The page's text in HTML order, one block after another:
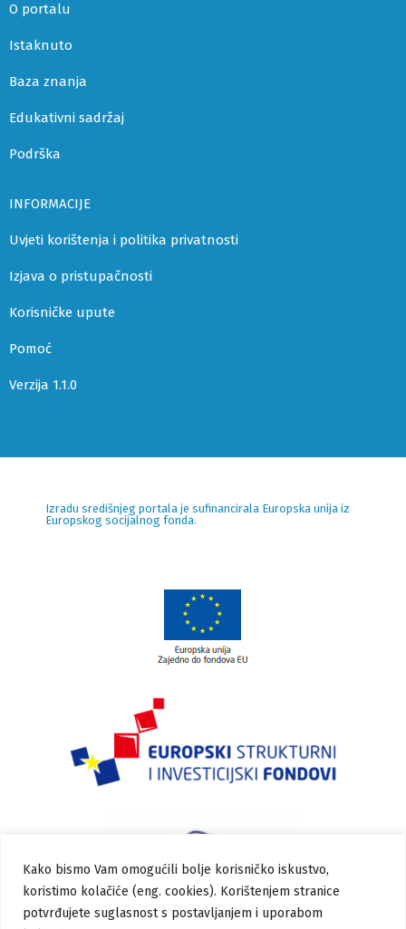
Kako bismo Vam omogućili bolje korisničko iskustvo,
koristimo kolačiće (eng. cookies). Korištenjem stranice
potvrđujete suglasnost s postavljanjem i uporabom
O portalu
Istaknuto
Baza znanja
Edukativni sadržaj
Podrška
INFORMACIJE
Uvjeti korištenja i politika privatnosti
Izjava o pristupačnosti
Korisničke upute
Pomoć
Verzija 1.1.0
Izradu središnjeg portala je sufinancirala Europska unija iz
Europskog socijalnog fonda.